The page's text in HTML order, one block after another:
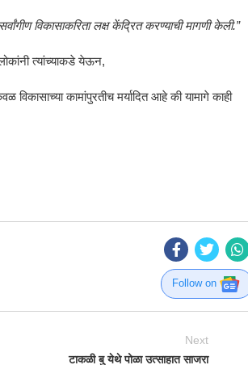
विकासाकरिता लक्ष केंद्रित करण्याची मागणी केली.”
त्यांच्याकडे येऊन,
कामांपुरतीच मर्यादित आहे की यामागे काही
Follow on
Next
टाकळी बु येथे पोळा उत्साहात साजरा